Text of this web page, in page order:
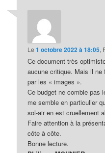
Le1 octobre 2022 à 18:05,
Ce document très
aucune critique. Mais il
par les « images ».
Ce budget ne comble pas
me semble en particulier
sol-air en est cruellement
Faire attention à la
côte à côte.
Bonne lecture.